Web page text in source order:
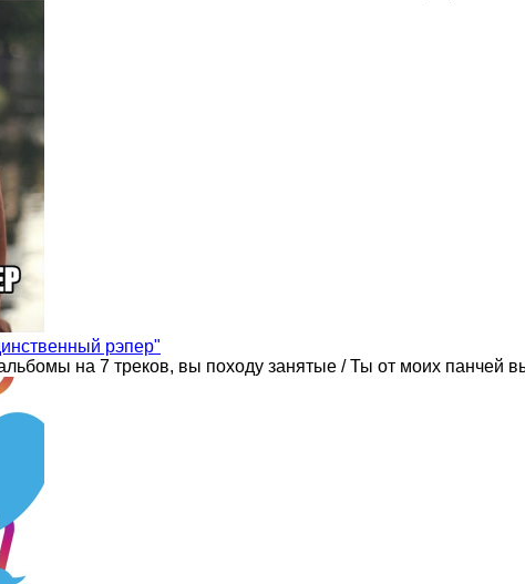
рэпер"
на 7 треков, вы походу занятые / Ты от моих